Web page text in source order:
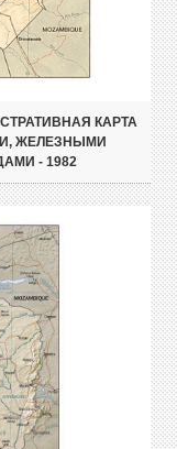
КАРТА
ЖЕЛЕЗНЫМИ
- 1982